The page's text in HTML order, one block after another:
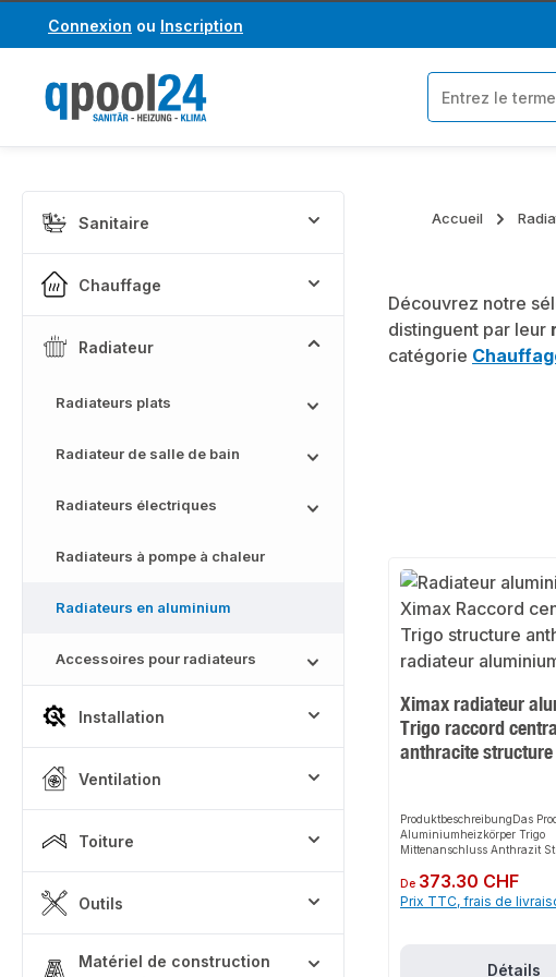
au contenu principal
Passer à la recherche
Connexion ou Inscription
Sanitaire
Chauffage
Radiateur
Radiateurs plats
Radiateur de salle de bain
Radiateurs électriques
Radiateurs à pompe à chaleur
Radiateurs en aluminium
Accessoires pour radiateurs
Installation
Ventilation
Toiture
Outils
Matériel de construction
Accueil
Découvrez notre
distinguent par leur
catégorie
Ximax radiateur
Trigo raccord
anthracite structure
ProduktbeschreibungDas
Aluminiumheizkörper Trigo
Mittenanschluss Anthrazit
sichere Lösung zur
Dank der modernen
Aluminiumkonstruktion
Montage machen dieses
Prix régulier :
De 373.30 CHF
Prix TTC, frais de
Détails